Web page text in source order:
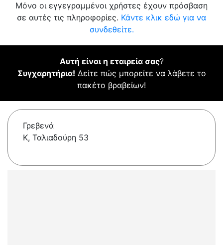
Μόνο οι εγγεγραμμένοι χρήστες έχουν πρόσβαση
σε αυτές τις πληροφορίες. Κάντε κλικ εδώ για να
συνδεθείτε.
Αυτή είναι η εταιρεία σας?
Συγχαρητήρια! Δείτε πώς μπορείτε να λάβετε το
πακέτο βραβείων!
Γρεβενά
Κ, Ταλιαδούρη 53